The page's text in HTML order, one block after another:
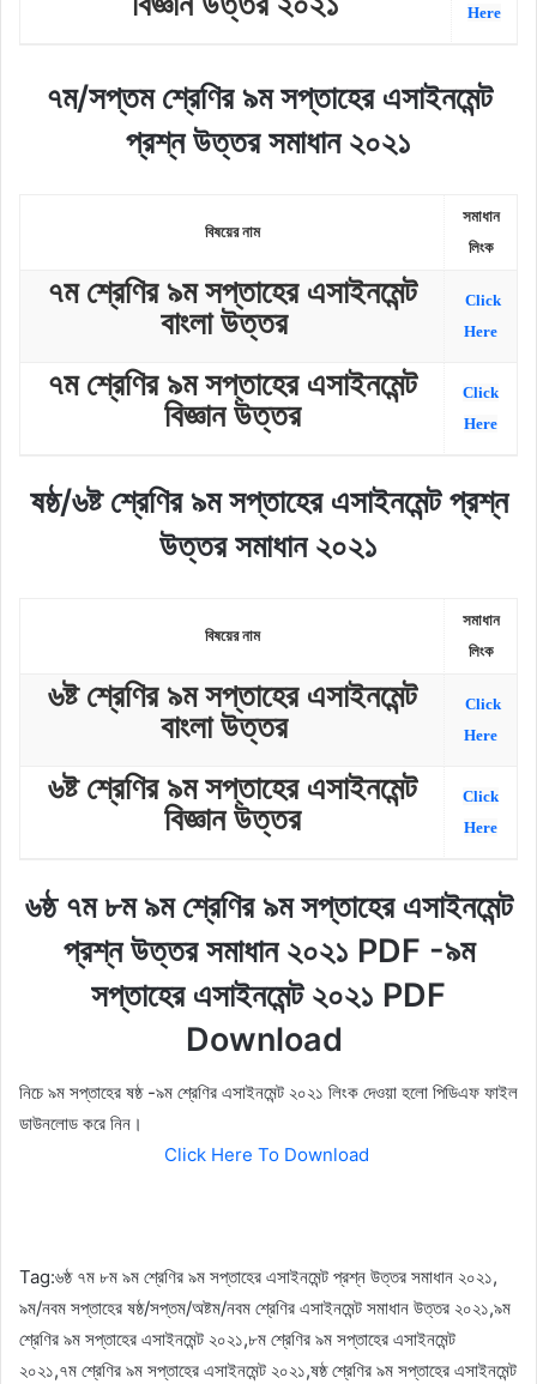
Here
৭ম/সপ্তম শ্রেণির ৯ম সপ্তাহের এসাইনমেন্ট
প্রশ্ন উত্তর সমাধান ২০২১
বিষয়ের নাম
সমাধান
লিংক
৭ম শ্রেণির ৯ম সপ্তাহের এসাইনমেন্ট
বাংলা উত্তর
Click
Here
৭ম শ্রেণির ৯ম সপ্তাহের এসাইনমেন্ট
বিজ্ঞান উত্তর
Click
Here
ষষ্ঠ/৬ষ্ট শ্রেণির ৯ম সপ্তাহের এসাইনমেন্ট প্রশ্ন
উত্তর সমাধান ২০২১
বিষয়ের নাম
সমাধান
লিংক
৬ষ্ট শ্রেণির ৯ম সপ্তাহের এসাইনমেন্ট
বাংলা উত্তর
Click
Here
৬ষ্ট শ্রেণির ৯ম সপ্তাহের এসাইনমেন্ট
বিজ্ঞান উত্তর
Click
Here
৬ষ্ঠ ৭ম ৮ম ৯ম শ্রেণির ৯ম সপ্তাহের এসাইনমেন্ট
প্রশ্ন উত্তর সমাধান ২০২১ PDF -৯ম
সপ্তাহের এসাইনমেন্ট ২০২১ PDF
Download
নিচে ৯ম সপ্তাহের ষষ্ঠ -৯ম শ্রেণির এসাইনমেন্ট ২০২১ লিংক দেওয়া হলো পিডিএফ ফাইল
ডাউনলোড করে নিন।
Click Here To Download
Tag:৬ষ্ঠ ৭ম ৮ম ৯ম শ্রেণির ৯ম সপ্তাহের এসাইনমেন্ট প্রশ্ন উত্তর সমাধান ২০২১,
৯ম/নবম সপ্তাহের ষষ্ঠ/সপ্তম/অষ্টম/নবম শ্রেণির এসাইনমেন্ট সমাধান উত্তর ২০২১,৯ম
শ্রেণির ৯ম সপ্তাহের এসাইনমেন্ট ২০২১,৮ম শ্রেণির ৯ম সপ্তাহের এসাইনমেন্ট
২০২১,৭ম শ্রেণির ৯ম সপ্তাহের এসাইনমেন্ট ২০২১,ষষ্ঠশ্রেণির ৯ম সপ্তাহের এসাইনমেন্ট